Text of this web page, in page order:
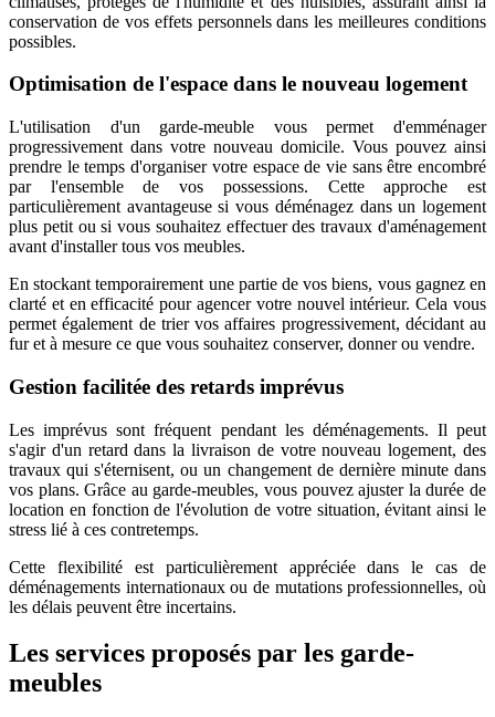
conservation de vos effets personnels dans les meilleures conditions
possibles.
Optimisation de l'espace dans le nouveau logement
L'utilisation d'un garde-meuble vous permet d'emménager
progressivement dans votre nouveau domicile. Vous pouvez ainsi
prendre le temps d'organiser votre espace de vie sans être encombré
par l'ensemble de vos possessions. Cette approche est
particulièrement avantageuse si vous déménagez dans un logement
plus petit ou si vous souhaitez effectuer des travaux d'aménagement
avant d'installer tous vos meubles.
En stockant temporairement une partie de vos biens, vous gagnez en
clarté et en efficacité pour agencer votre nouvel intérieur. Cela vous
permet également de trier vos affaires progressivement, décidant au
fur et à mesure ce que vous souhaitez conserver, donner ou vendre.
Gestion facilitée des retards imprévus
Les imprévus sont fréquent pendant les déménagements. Il peut
s'agir d'un retard dans la livraison de votre nouveau logement, des
travaux qui s'éternisent, ou un changement de dernière minute dans
vos plans. Grâce au garde-meubles, vous pouvez ajuster la durée de
location en fonction de l'évolution de votre situation, évitant ainsi le
stress lié à ces contretemps.
Cette flexibilité est particulièrement appréciée dans le cas de
déménagements internationaux ou de mutations professionnelles, où
les délais peuvent être incertains.
Les services proposés par les garde-
meubles